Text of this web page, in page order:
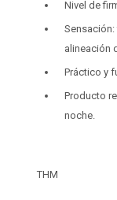
Nivel de
alineación
Práctico y
Producto
noche.
THM